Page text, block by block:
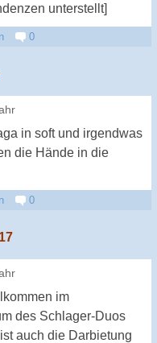
unterstellt]
0
in soft und irgendwas
die Hände in die
0
im
des Schlager-Duos
auch die Darbietung